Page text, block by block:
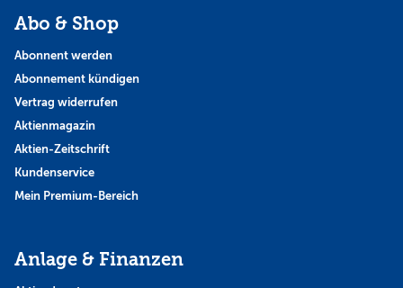
Abo & Shop
Abonnent werden
Abonnement kündigen
Vertrag widerrufen
Aktienmagazin
Aktien-Zeitschrift
Kundenservice
Mein Premium-Bereich
Anlage & Finanzen